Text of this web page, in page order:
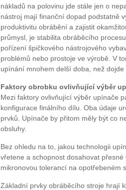
nákladů na polovinu jde stále jen o
nástroj mají finanční dopad podstatně
produktivitu obrábění a zajistit
průmysl, je stabilita obráběcího
pořízení špičkového nástrojového
problémů nebo prostoje ve výrobě. V
upínání mnohem delší doba, než dojde
Faktory obrobku ovlivňující výběr
Mezi faktory ovlivňující výběr upínače
konfigurace finálního dílu. Oba údaje
prvků. Upínače by přitom měly být co
obsluhy.
Bez ohledu na to, jakou technologii
vřetene a schopnost dosahovat
mikronovou tolerancí na opotřebeném
Základní prvky obráběcího stroje hrají